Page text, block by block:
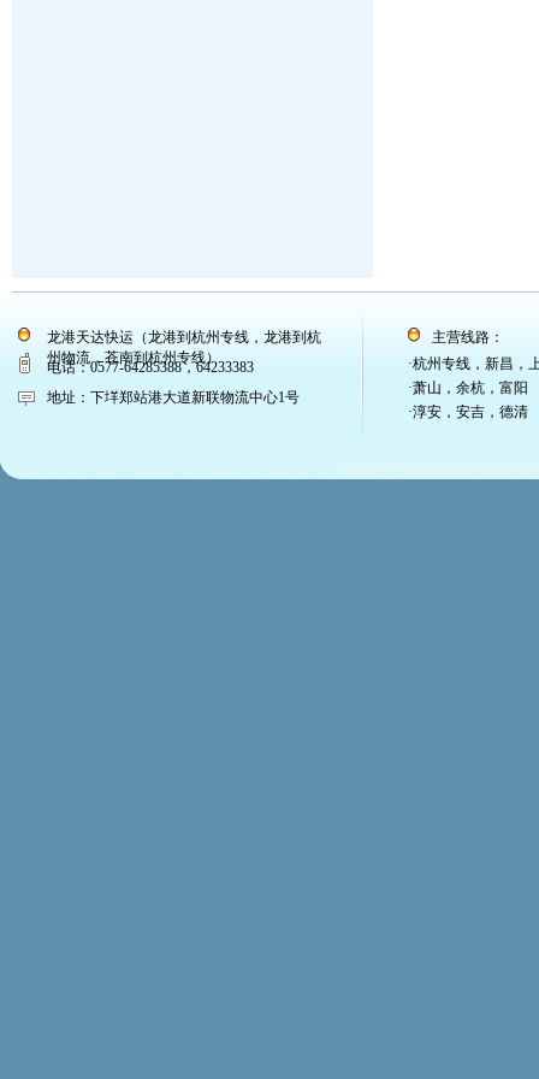
龙港天达快运（龙港到杭州专线，龙港到杭
州物流，苍南到杭州专线）
电话：0577-64285388，64233383
地址：下垟郑站港大道新联物流中心1号
主营线路：
·杭州专线，新昌，
·萧山，余杭，富阳
·淳安，安吉，德清